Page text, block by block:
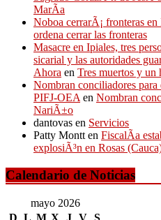
MarÃ­a
Noboa cerrarÃ¡ fronteras en
ordena cerrar las fronteras
Masacre en Ipiales, tres
sicarial y las autoridades
Ahora en Tres muertos y un
Nombran conciliadores
PIFJ-OEA en Nombran
NariÃ±o
dantovas en Servicios
Patty Montt en FiscalÃ­a
explosiÃ³n en Rosas
Calendario de Noticias
mayo 2026